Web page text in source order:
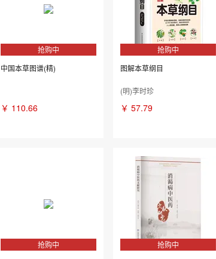
抢购中
中国本草图谱(精)
￥ 110.66
抢购中
图解本草纲目
(明)李时珍
￥ 57.79
抢购中
抢购中